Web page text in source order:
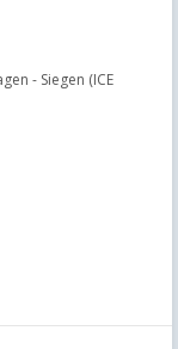
- Siegen (ICE